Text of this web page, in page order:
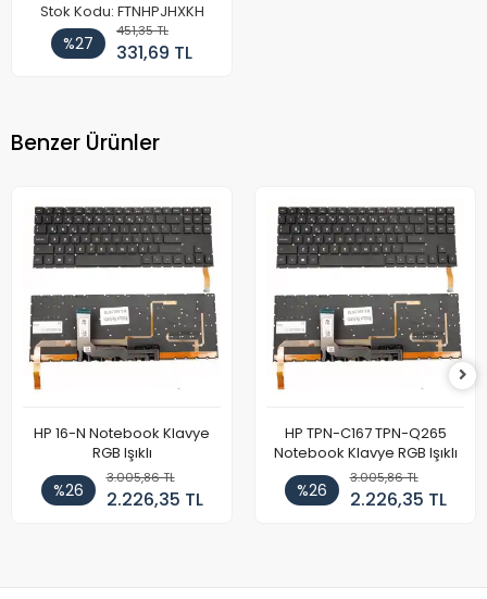
Stok Kodu: FTNHPJHXKH
%27
451,35 TL
331,69 TL
Benzer Ürünler
HP 16-N Notebook Klavye
RGB Işıklı
%26
3.005,86 TL
2.226,35 TL
HP TPN-C167 TPN-Q265
Notebook Klavye RGB Işıklı
%26
3.005,86 TL
2.226,35 TL